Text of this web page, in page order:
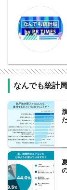
なんでも統計